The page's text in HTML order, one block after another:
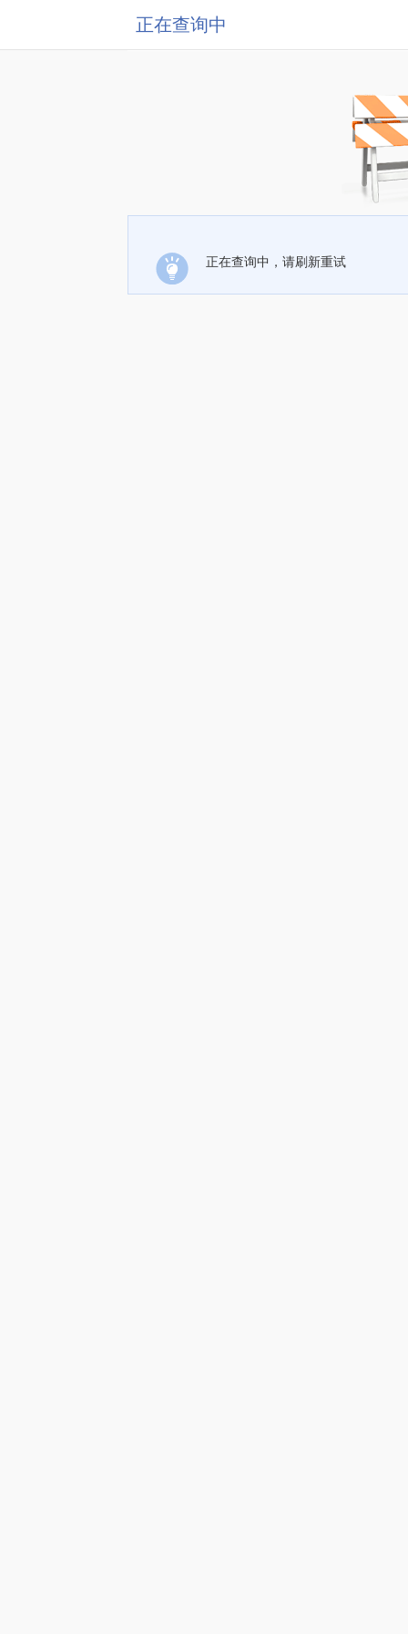
正在查询中
正在查询中，请刷新重试